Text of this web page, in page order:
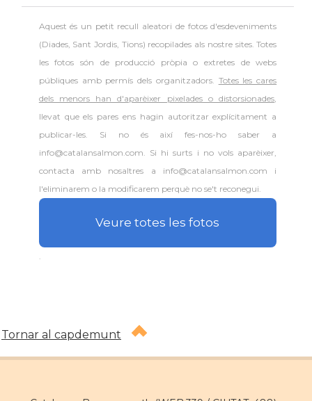
Aquest és un petit recull aleatori de fotos d'esdeveniments
(Diades, Sant Jordis, Tions) recopilades als nostre sites. Totes
les fotos són de producció pròpia o extretes de webs
públiques amb permís dels organitzadors. Totes les cares
dels menors han d'aparèixer pixelades o distorsionades,
llevat que els pares ens hagin autoritzar explícitament a
publicar-les. Si no és així fes-nos-ho saber a
info@catalansalmon.com. Si hi surts i no vols aparèixer,
contacta amb nosaltres a info@catalansalmon.com i
l'eliminarem o la modificarem perquè no se't reconegui.
Veure totes les fotos
Tornar al capdemunt